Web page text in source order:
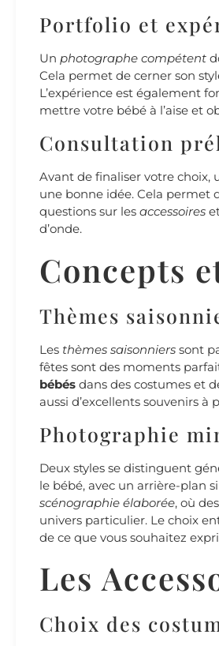
Portfolio et
Un photographe compétent
Cela permet de cerner son
L’expérience est également
mettre votre bébé à l’aise et
Consultation
Avant de finaliser votre
une bonne idée. Cela permet
questions sur les accessoires
d’onde.
Concepts
Thèmes
Les thèmes saisonniers sont
fêtes sont des moments
bébés dans des costumes et
aussi d’excellents souvenirs à
Photographie
Deux styles se distinguent
le bébé, avec un arrière-plan
scénographie élaborée, où
univers particulier. Le choix
de ce que vous souhaitez
Les
Choix des